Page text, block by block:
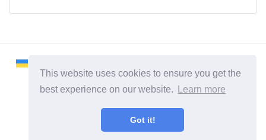
This website uses cookies to ensure you get the
best experience on our website.
Learn more
Got it!
2026 ©Remontcompa
Alle Kategorien